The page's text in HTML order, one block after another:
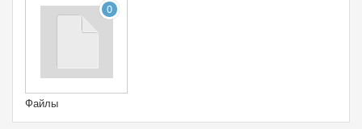
0
Файлы